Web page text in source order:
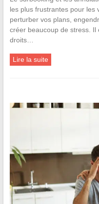
les plus frustrantes pour les
perturber vos plans,
créer beaucoup de stress.
droits…
Lire la suite